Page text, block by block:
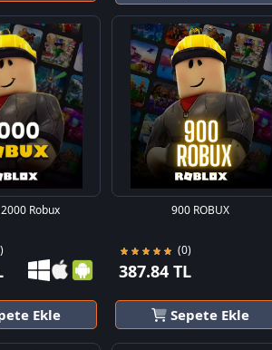
Robux
Ekle
900 ROBUX
(0)
387.84 TL
Sepete Ekle